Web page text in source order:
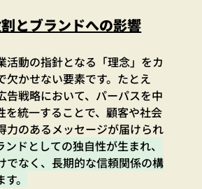
とブランドへの影響
活動の指針となる「理念」をカ
欠かせない要素です。たとえ
告戦略において、パーパスを中
を統一することで、顧客や社会
力のあるメッセージが届けられ
ンドとしての独自性が生まれ、
でなく、長期的な信頼関係の構
。